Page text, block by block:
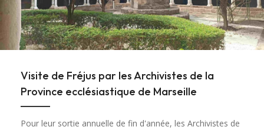
Visite de Fréjus par les Archivistes de la
Province ecclésiastique de Marseille
Pour leur sortie annuelle de fin d'année, les Archivistes de